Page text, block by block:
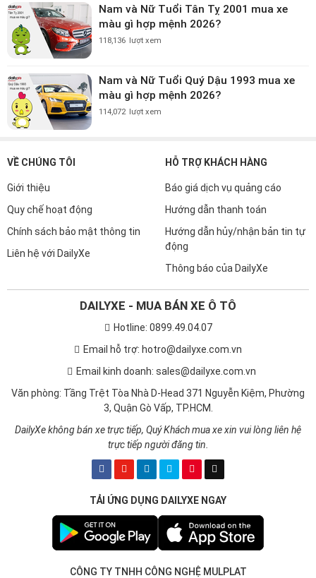
Nam và Nữ Tuổi Tân Tỵ 2001 mua xe
màu gì hợp mệnh 2026?
118,136 lượt xem
Nam và Nữ Tuổi Quý Dậu 1993 mua xe
màu gì hợp mệnh 2026?
114,072 lượt xem
VỀ CHÚNG TÔI
Giới thiệu
Quy chế hoạt động
Chính sách bảo mật thông tin
Liên hệ với DailyXe
HỖ TRỢ KHÁCH HÀNG
Báo giá dịch vụ quảng cáo
Hướng dẫn thanh toán
Hướng dẫn hủy/nhận bản tin tự
động
Thông báo của DailyXe
DAILYXE - MUA BÁN XE Ô TÔ
Hotline: 0899.49.04.07
Email hỗ trợ: hotro@dailyxe.com.vn
Email kinh doanh: sales@dailyxe.com.vn
Văn phòng: Tầng Trệt Tòa Nhà D-Head 371 Nguyễn Kiệm, Phường
3, Quận Gò Vấp, TP.HCM.
DailyXe không bán xe trực tiếp, Quý Khách mua xe xin vui lòng liên hệ
trực tiếp người đăng tin.
TẢI ỨNG DỤNG DAILYXE NGAY
CÔNG TY TNHH CÔNG NGHỆ MULPLAT